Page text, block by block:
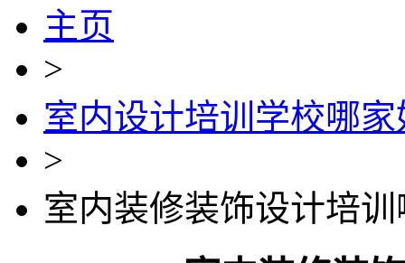
主页
>
室内设计培训学校哪家
>
室内装修装饰设计培